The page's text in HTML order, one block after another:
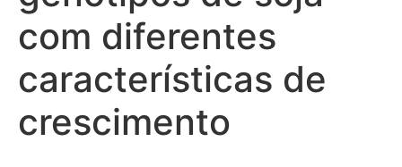
com diferentes
características de
crescimento